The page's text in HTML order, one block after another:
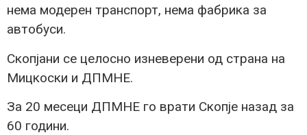
нема модерен транспорт, нема фабрика за
автобуси.
Скопјани се целосно изневерени од страна на
Мицкоски и ДПМНЕ.
За 20 месеци ДПМНЕ го врати Скопје назад за
60 години.